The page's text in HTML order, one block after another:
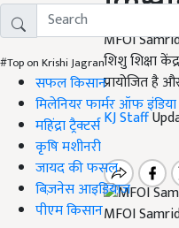
#Top on Krishi Jagran
सफल किसान
मिलेनियर फार्मर ऑफ इंडिया
महिंद्रा ट्रैक्टर्स
कृषि मशीनरी
जायद की फसल
बिज़नेस आइडियाज
पीएम किसान
MFOI
शिशु शिक्षा
प्रायोजित है
KJ Staff
MFOI